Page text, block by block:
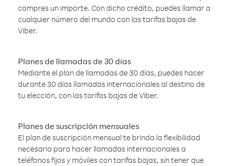
compres un importe. Con dicho crédito, puedes llamar a
cualquier número del mundo con las tarifas bajas de
Viber.
Planes de llamadas de 30 días
Mediante el plan de llamadas de 30 días, puedes hacer
durante 30 días llamadas internacionales al destino de
tu elección, con las tarifas bajas de Viber.
Planes de suscripción mensuales
El plan de suscripción mensual te brinda la flexibilidad
necesaria para hacer llamadas internacionales a
teléfonos fijos y móviles con tarifas bajas, sin tener que